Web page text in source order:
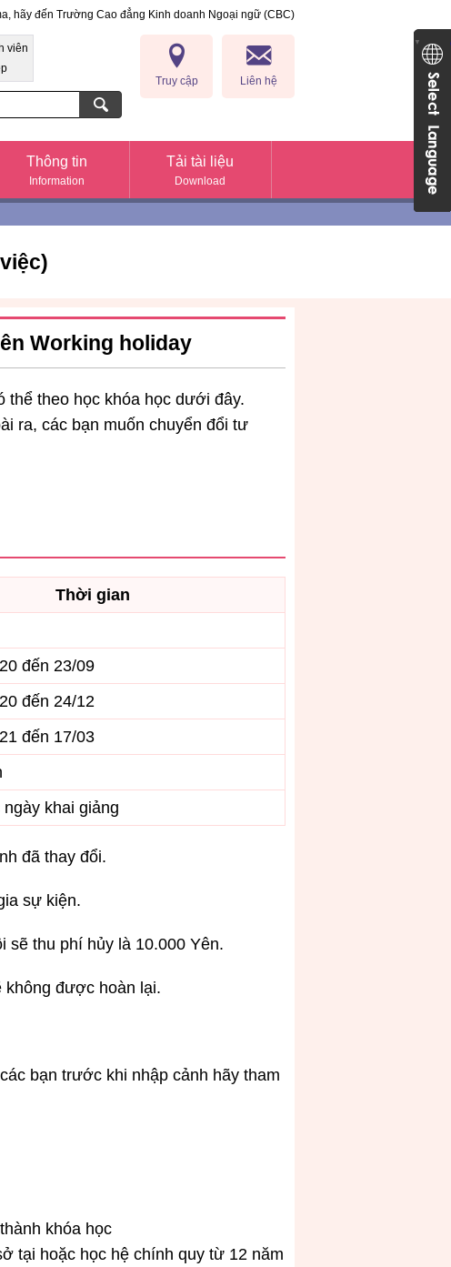
hãy đến Trường Cao đẳng Kinh doanh Ngoại ngữ (CBC)
doanh Ngoại ngữ (CBC)
viên
Truy cập
Liên hệ
Thông tin
Information
Tải tài liệu
Download
Working holiday
thể theo học khóa học dưới đây.
ra, các bạn muốn chuyển đổi tư
Thời gian
đến 23/09
đến 24/12
đến 17/03
khai giảng
đã thay đổi.
sự kiện.
thu phí hủy là 10.000 Yên.
được hoàn lại.
bạn trước khi nhập cảnh hãy tham
khóa học
tại hoặc học hệ chính quy từ 12 năm
▼